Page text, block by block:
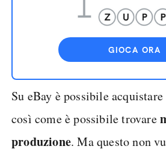
GIOCA ORA
Su eBay è possibile
così come è possibile trovare
produzione. Ma questo non